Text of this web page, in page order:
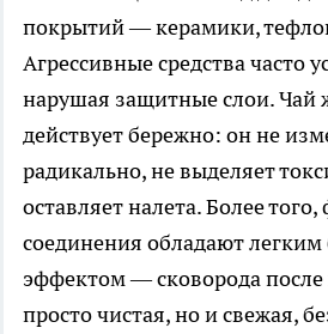
покрытий — керамики,
Агрессивные средства часто
нарушая защитные слои. Чай
действует бережно: он не
радикально, не выделяет
оставляет налета. Более
соединения обладают
эффектом — сковорода
просто чистая, но и свежая,